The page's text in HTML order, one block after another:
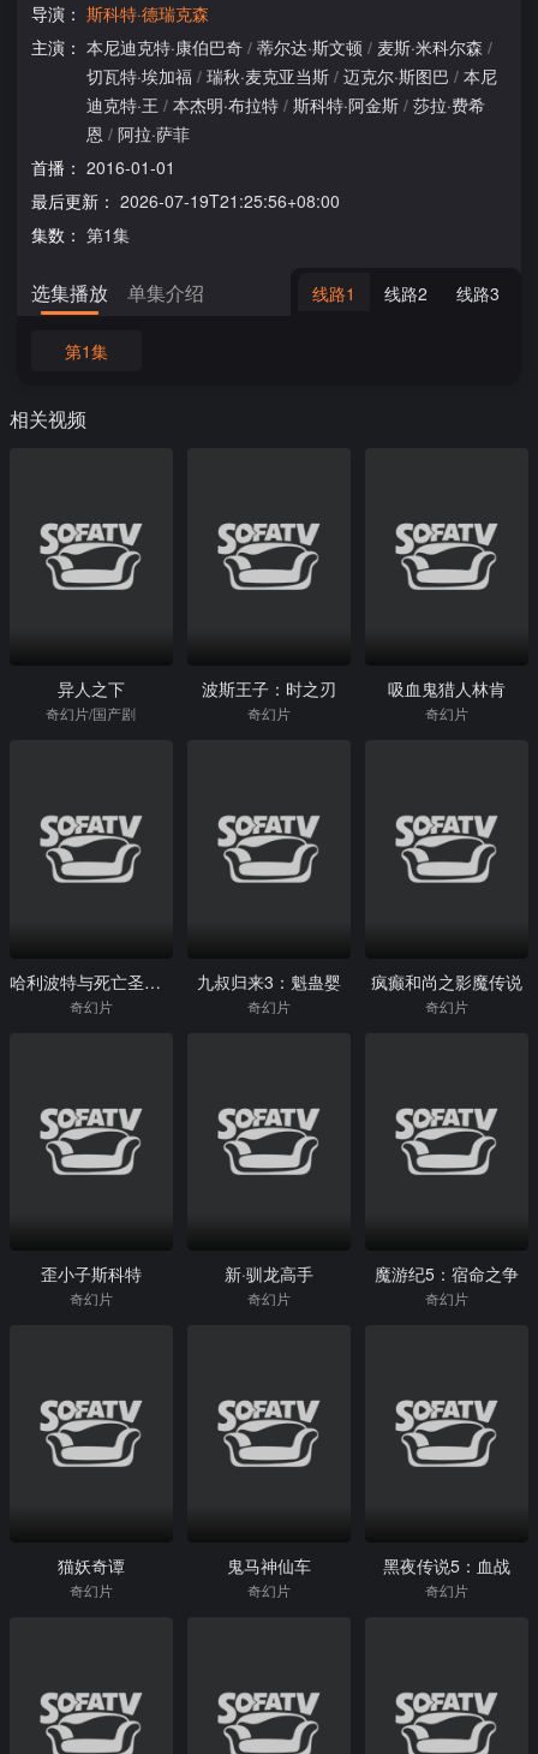
导演： 斯科特·德瑞克森
主演： 本尼迪克特·康伯巴奇 / 蒂尔达·斯文顿 / 麦斯·米科尔森 /
切瓦特·埃加福 / 瑞秋·麦克亚当斯 / 迈克尔·斯图巴 / 本尼
迪克特·王 / 本杰明·布拉特 / 斯科特·阿金斯 / 莎拉·费希
恩 / 阿拉·萨菲
首播： 2016-01-01
最后更新： 2026-07-19T21:25:56+08:00
集数： 第1集
选集播放 单集介绍 线路1 线路2 线路3
第1集
相关视频
异人之下
奇幻片/国产剧
波斯王子：时之刃
奇幻片
吸血鬼猎人林肯
奇幻片
哈利波特与死亡圣器(下)
奇幻片
九叔归来3：魁蛊婴
奇幻片
疯癫和尚之影魔传说
奇幻片
歪小子斯科特
奇幻片
新·驯龙高手
奇幻片
魔游纪5：宿命之争
奇幻片
猫妖奇谭
奇幻片
鬼马神仙车
奇幻片
黑夜传说5：血战
奇幻片